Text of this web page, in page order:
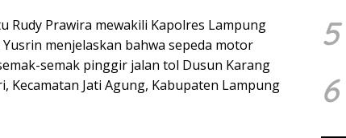
Rudy Prawira mewakili Kapolres Lampung
Yusrin menjelaskan bahwa sepeda motor
semak pinggir jalan tol Dusun Karang
Kecamatan Jati Agung, Kabupaten Lampung
5
6